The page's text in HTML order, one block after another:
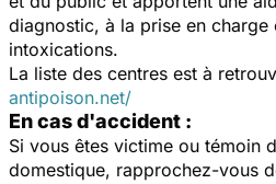
diagnostic, à la prise en charge
intoxications.
La liste des centres est à
antipoison.net/
En cas d'accident :
Si vous êtes victime ou témoin
domestique, rapprochez-vous